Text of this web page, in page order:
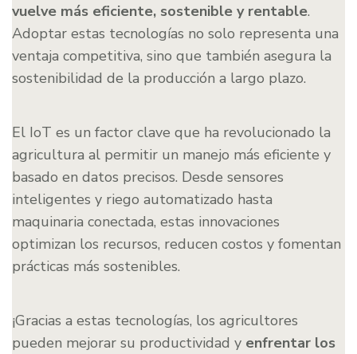
vuelve más eficiente, sostenible y rentable.
Adoptar estas tecnologías no solo representa una
ventaja competitiva, sino que también asegura la
sostenibilidad de la producción a largo plazo.
El IoT es un factor clave que ha revolucionado la
agricultura al permitir un manejo más eficiente y
basado en datos precisos. Desde sensores
inteligentes y riego automatizado hasta
maquinaria conectada, estas innovaciones
optimizan los recursos, reducen costos y fomentan
prácticas más sostenibles.
¡Gracias a estas tecnologías, los agricultores
pueden mejorar su productividad y enfrentar los